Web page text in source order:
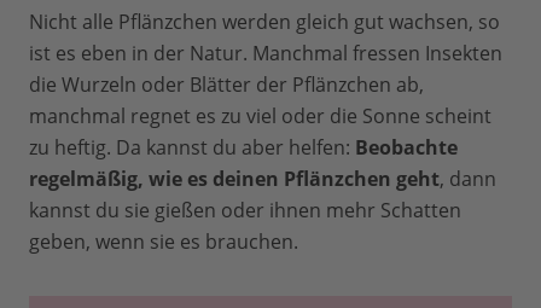
Nicht alle Pflänzchen werden gleich gut wachsen, so
ist es eben in der Natur. Manchmal fressen Insekten
die Wurzeln oder Blätter der Pflänzchen ab,
manchmal regnet es zu viel oder die Sonne scheint
zu heftig. Da kannst du aber helfen: Beobachte
regelmäßig, wie es deinen Pflänzchen geht, dann
kannst du sie gießen oder ihnen mehr Schatten
geben, wenn sie es brauchen.